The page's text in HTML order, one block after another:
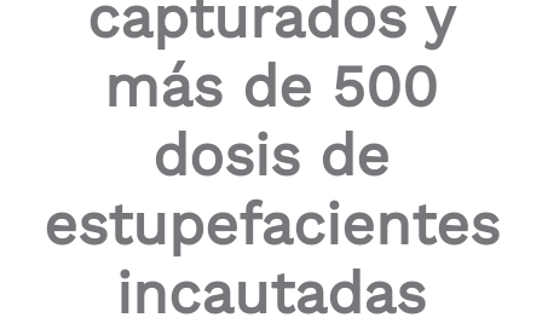
capturados y
más de 500
dosis de
estupefacientes
incautadas